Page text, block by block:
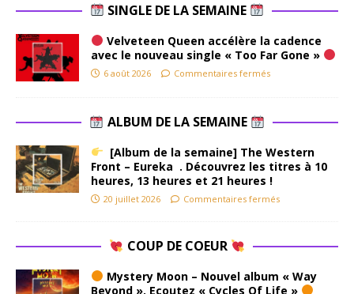
SINGLE DE LA SEMAINE
Velveteen Queen accélère la cadence
avec le nouveau single « Too Far Gone »
6 août 2026 Commentaires fermés
ALBUM DE LA SEMAINE
[Album de la semaine] The Western
Front – Eureka . Découvrez les titres à 10
heures, 13 heures et 21 heures !
20 juillet 2026 Commentaires fermés
COUP DE COEUR
Mystery Moon – Nouvel album « Way
Beyond ». Ecoutez « Cycles Of Life »